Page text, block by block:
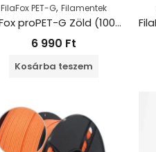
FilaFox PET-G, Filamentek
FilaFox proPET-G Zöld (1000g / 1,75mm)
6 990 Ft
Kosárba teszem